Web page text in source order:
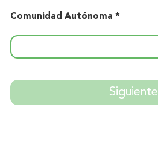
Comunidad Autónoma *
Siguiente